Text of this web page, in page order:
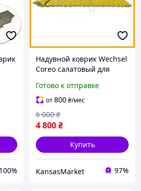
100%
Надувной коврик Wechsel
Coreo салатовый для
комфортный каремат
Готово к отправке
от800₴/мес
4 800₴
6 000 ₴
Купить
KansasMarket 97%